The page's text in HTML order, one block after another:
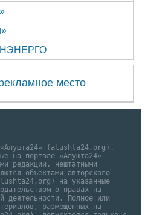
место
(alushta24.org).
на портале «Алушта24»
редакции, нештатными
объектами авторского
на указанные
о правах на
деятельности. Полное или
размещенных на